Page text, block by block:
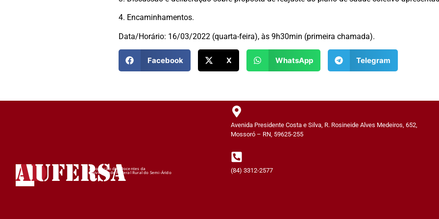
4. Encaminhamentos.
Data/Horário: 16/03/2022 (quarta-feira), às 9h30min (primeira chamada).
Facebook X WhatsApp Telegram
ADUFERSA
Associação dos Docentes da
Universidade Federal Rural do Semi-Árido
Avenida Presidente Costa e Silva, R. Rosineide Alves Medeiros, 652,
Mossoró – RN, 59625-255
(84) 3312-2577